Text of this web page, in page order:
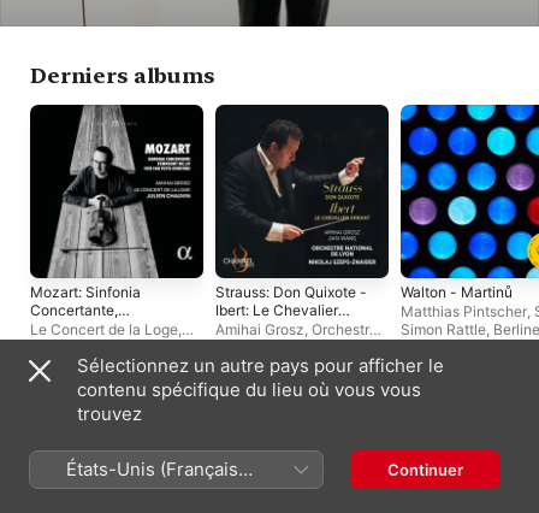
Derniers albums
Mozart: Sinfonia
Concertante,
Symphony No. 39 &
Overture
Le Concert de la Loge,
Chauvin
Strauss: Don Quixote -
Ibert: Le Chevalier
errant
Amihai Grosz, Orchestre
Wang,Nikolaj Szeps-
Znaider
Walton - Martinů
Matthias Pintscher,
Simon Rattle,
Grosz
Singles et EP
Sélectionnez un autre pays pour afficher le
contenu spécifique du lieu où vous vous
trouvez
États-Unis (Français
France)
Continuer